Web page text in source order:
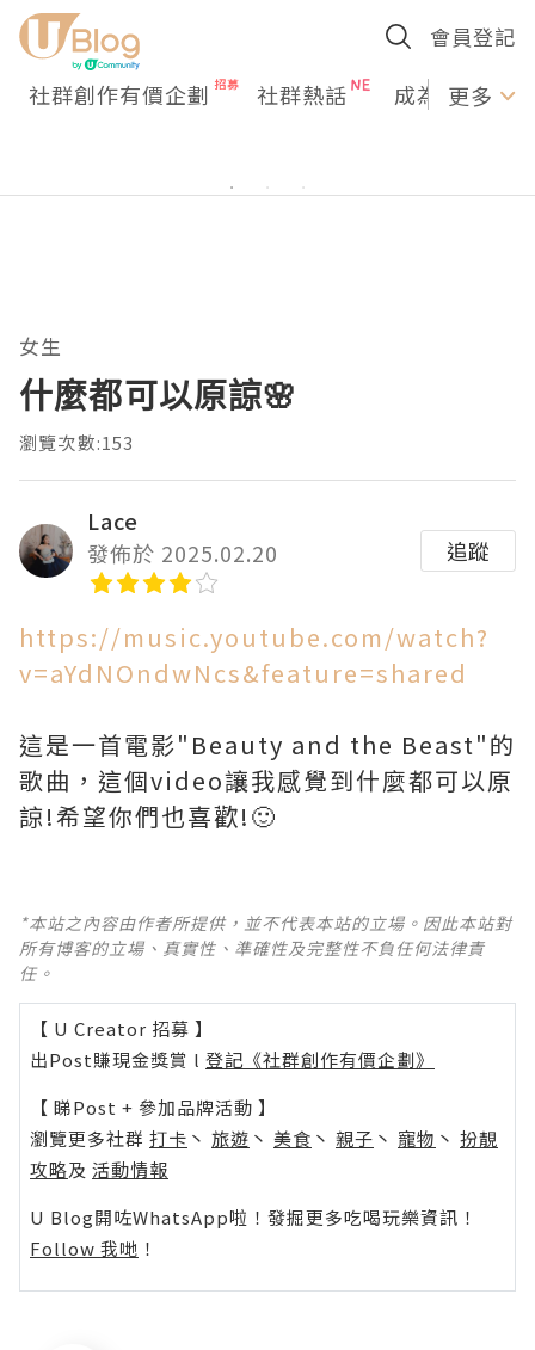
會員登記
社群創作有價企劃 社群熱話 成為U更多
女生
什麼都可以原諒🌸
瀏覽次數:153
Lace
發佈於 2025.02.20
追蹤
https://music.youtube.com/watch?
v=aYdNOndwNcs&feature=shared
這是一首電影"Beauty and the Beast"的
歌曲，這個video讓我感覺到什麼都可以原
諒!希望你們也喜歡!🙂
*本站之內容由作者所提供，並不代表本站的立場。因此本站對
所有博客的立場、真實性、準確性及完整性不負任何法律責
任。
【 U Creator 招募 】
出Post賺現金獎賞 l 登記《社群創作有價企劃》
【 睇Post + 參加品牌活動 】
瀏覽更多社群 打卡 丶 旅遊 丶 美食 丶 親子 丶 寵物 丶 扮靚
攻略及 活動情報
U Blog開咗WhatsApp啦！發掘更多吃喝玩樂資訊！
Follow 我哋 ！